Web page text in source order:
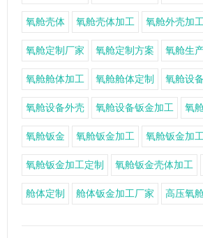
氧舱壳体 氧舱壳体加工 氧舱外壳加
氧舱定制厂家 氧舱定制方案 氧舱生
氧舱舱体加工 氧舱舱体定制 氧舱设
氧舱设备外壳 氧舱设备钣金加工 氧
氧舱钣金 氧舱钣金加工 氧舱钣金加
氧舱钣金加工定制 氧舱钣金壳体加工
舱体定制 舱体钣金加工厂家 高压氧